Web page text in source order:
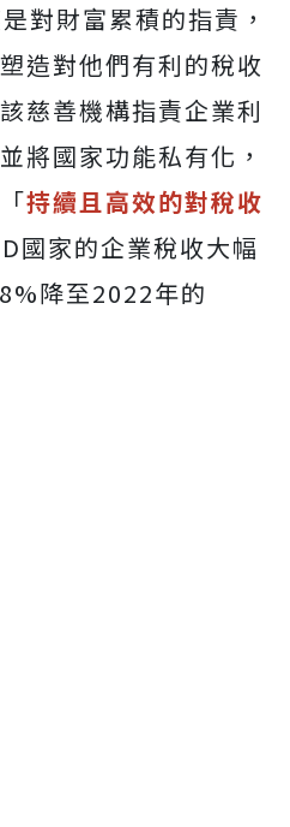
對財富累積的指責，
造對他們有利的稅收
慈善機構指責企業利
將國家功能私有化，
持續且高效的對稅收
國家的企業稅收大幅
降至2022年的